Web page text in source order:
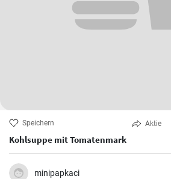
Speichern Aktie
Kohlsuppe mit Tomatenmark
minipapkaci